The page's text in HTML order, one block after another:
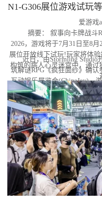
N1-G306展位游戏试玩
爱游戏
摘要： 叙事向卡牌战斗
2026，游戏将于7月31日至8
展位开放线下试玩!玩家将体
构筑的病人心灵迷宫中，通
近日，由Stormling Studio
筑解谜RPG《疯狂面纱》确
互动娱乐展览会(ChinaJoy)。
际博览中心N1馆G306展位亮
体验试玩Demo。与此同时，
玩家可提